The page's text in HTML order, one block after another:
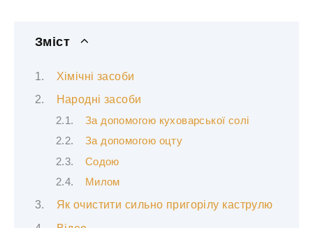
Зміст
Хімічні засоби
Народні засоби
За допомогою куховарської солі
За допомогою оцту
Содою
Милом
Як очистити сильно пригорілу каструлю